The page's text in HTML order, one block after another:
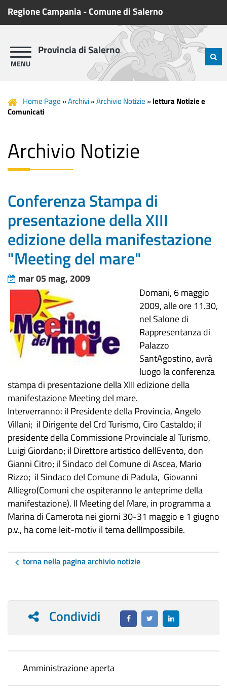
Regione Campania-Comune di Salerno
Provincia di Salerno
Home Page »Archivi»Archivio Notizie »lettura Notizie e
Comunicati
Archivio Notizie
Conferenza Stampa di
presentazione della XIII
edizione della manifestazione
"Meeting del mare"
mar 05 mag, 2009
Domani, 6 maggio
2009, alle ore 11.30,
nel Salone di
Rappresentanza di
Palazzo
SantAgostino, avrà
luogo la conferenza
stampa di presentazione della XIII edizione della
manifestazione Meeting del mare.
Interverranno: il Presidente della Provincia, Angelo
Villani; il Dirigente del Crd Turismo, Ciro Castaldo; il
presidente della Commissione Provinciale al Turismo,
Luigi Giordano; il Direttore artistico dellEvento, don
Gianni Citro; il Sindaco del Comune di Ascea, Mario
Rizzo; il Sindaco del Comune di Padula, Giovanni
Alliegro(Comuni che ospiteranno le anteprime della
manifestazione). Il Meeting del Mare, in programma a
Marina di Camerota nei giorni 30-31 maggio e 1 giugno
p.v., ha come leit-motiv il tema dellImpossibile.
torna nella pagina archivio notizie
Condividi
Amministrazione aperta